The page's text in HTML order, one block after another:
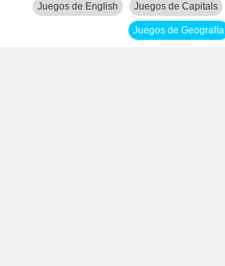
Juegos de English Juegos de Capitals
Juegos de Geografía